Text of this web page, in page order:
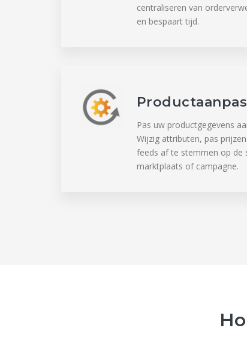
centraliseren van
en bespaart tijd.
Pas uw productgegevens
Wijzig attributen, pas
feeds af te stemmen op de
marktplaats of campagne.